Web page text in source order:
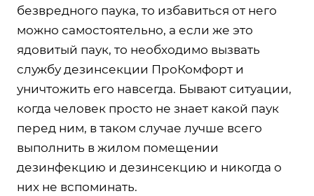
безвредного паука, то избавиться от него
можно самостоятельно, а если же это
ядовитый паук, то необходимо вызвать
службу дезинсекции ПроКомфорт и
уничтожить его навсегда. Бывают ситуации,
когда человек просто не знает какой паук
перед ним, в таком случае лучше всего
выполнить в жилом помещении
дезинфекцию и дезинсекцию и никогда о
них не вспоминать.